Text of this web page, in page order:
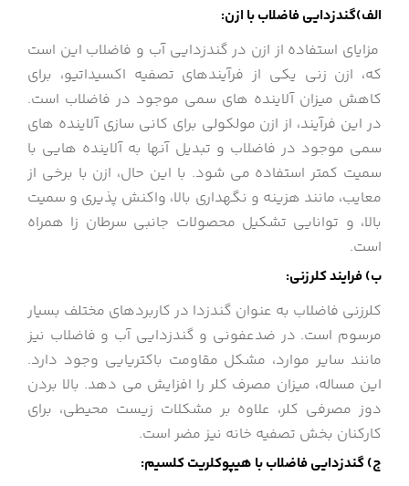
الف)گندزدایی فاضلاب با ازن:
مزایای استفاده از ازن در گندزدایی آب و فاضلاب این است
که، ازن زنی یکی از فرآیندهای تصفیه اکسیداتیو، برای
کاهش میزان آلاینده های سمی موجود در فاضلاب است.
در این فرآیند، از ازن مولکولی برای کانی سازی آلاینده های
سمی موجود در فاضلاب و تبدیل آنها به آلاینده هایی با
سمیت کمتر استفاده می شود. با این حال، ازن با برخی از
معایب، مانند هزینه و نگهداری بالا، واکنش پذیری و سمیت
بالا، و توانایی تشکیل محصولات جانبی سرطان زا همراه
است.
ب) فرایند کلرزنی:
کلرزنی فاضلاب به عنوان گندزدا در کاربردهای مختلف بسیار
مرسوم است. در ضدعفونی و گندزدایی آب و فاضلاب نیز
مانند سایر موارد، مشکل مقاومت باکتریایی وجود دارد.
این مساله، میزان مصرف کلر را افزایش می دهد. بالا بردن
دوز مصرفی کلر، علاوه بر مشکلات زیست محیطی، برای
کارکنان بخش تصفیه خانه نیز مضر است.
ج) گندزدایی فاضلاب با هیپوکلریت کلسیم: